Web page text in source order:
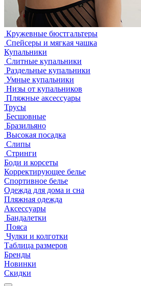
Кружевные бюстгальтеры
Спейсеры и мягкая чашка
Купальники
Слитные купальники
Раздельные купальники
Умные купальники
Низы от купальников
Пляжные аксессуары
Трусы
Бесшовные
Бразильяно
Высокая посадка
Слипы
Стринги
Боди и корсеты
Корректирующее белье
Спортивное белье
Одежда для дома и сна
Пляжная одежда
Аксессуары
Бандалетки
Пояса
Чулки и колготки
Таблица размеров
Бренды
Новинки
Скидки